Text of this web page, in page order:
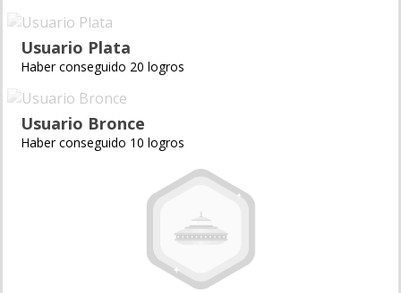
Usuario Plata
Haber conseguido 20 logros
Usuario Bronce
Haber conseguido 10 logros